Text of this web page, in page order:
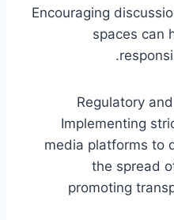
Encouraging
spaces can
Regulatory
Implementing
media platforms to
the spread
promoting